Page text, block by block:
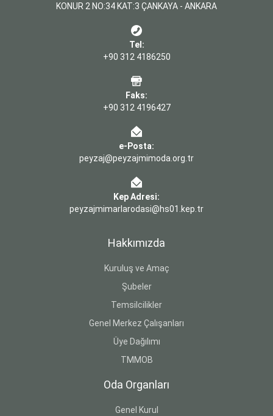
KONUR 2 NO:34 KAT:3 ÇANKAYA - ANKARA
Tel:
+90 312 4186250
Faks:
+90 312 4196427
e-Posta:
peyzaj@peyzajmimoda.org.tr
Kep Adresi:
peyzajmimarlarodasi@hs01.kep.tr
Hakkımızda
Kuruluş ve Amaç
Şubeler
Temsilcilikler
Genel Merkez Çalışanları
Üye Dağılımı
TMMOB
Oda Organları
Genel Kurul